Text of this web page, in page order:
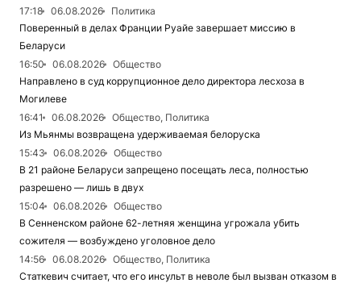
17:18
06.08.2026
Политика
Поверенный в делах Франции Руайе завершает миссию в
Беларуси
16:50
06.08.2026
Общество
Направлено в суд коррупционное дело директора лесхоза в
Могилеве
16:41
06.08.2026
Общество, Политика
Из Мьянмы возвращена удерживаемая белоруска
15:43
06.08.2026
Общество
В 21 районе Беларуси запрещено посещать леса, полностью
разрешено — лишь в двух
15:04
06.08.2026
Общество
В Сенненском районе 62-летняя женщина угрожала убить
сожителя — возбуждено уголовное дело
14:56
06.08.2026
Общество, Политика
Статкевич считает, что его инсульт в неволе был вызван отказом в